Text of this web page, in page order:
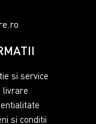
si service
livrare
si conditii